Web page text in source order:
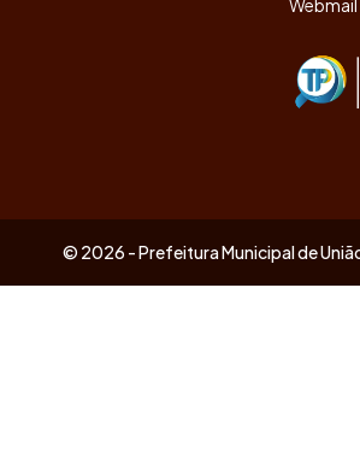
Webmail
© 2026 - Prefeitura Municipal de